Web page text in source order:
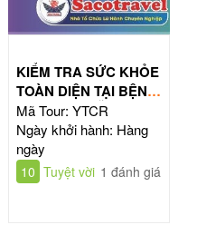
KIỂM TRA SỨC KHỎE
TOÀN DIỆN TẠI BỆNH
VIỆN CHỢ RẪY
Mã Tour: YTCR
Ngày khởi hành: Hàng
ngày
10 Tuyệt vời 1 đánh giá